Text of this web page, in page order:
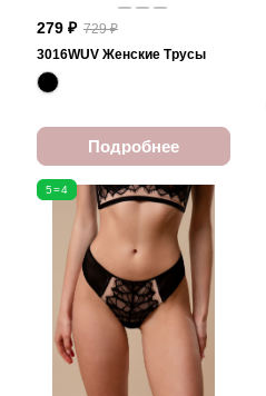
279 ₽ 729 ₽
3016WUV Женские Трусы
Подробнее
5=4